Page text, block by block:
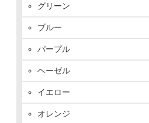
グリーン
ブルー
パープル
ヘーゼル
イエロー
オレンジ